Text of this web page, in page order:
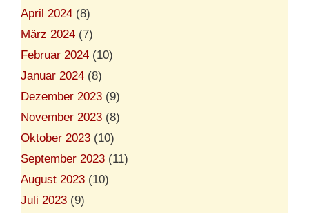
April 2024 (8)
März 2024 (7)
Februar 2024 (10)
Januar 2024 (8)
Dezember 2023 (9)
November 2023 (8)
Oktober 2023 (10)
September 2023 (11)
August 2023 (10)
Juli 2023 (9)